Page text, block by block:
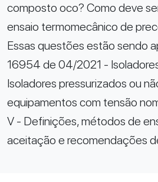
composto oco? Como deve
ensaio termomecânico de
Essas questões estão sendo
16954 de 04/2021 -
Isoladores pressurizados ou
equipamentos com tensão
V - Definições, métodos de
aceitação e recomendações